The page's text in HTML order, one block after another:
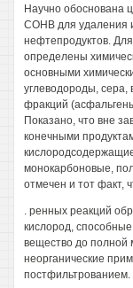
Научно обоснована
СОНВ для удаления
нефтепродуктов.
определены
основными
углеводороды,
фракций
Показано, что вне
конечными
монокарбоновые,
отмечен и тот факт,
. ренных реакций
кислород,
вещество до полной
неорганические
постфильтрованием.